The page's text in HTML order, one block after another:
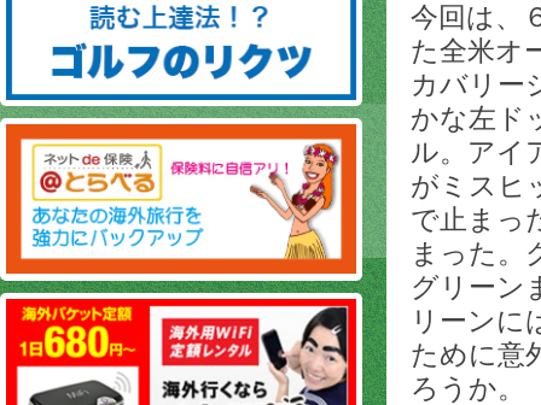
今回は、
た全米オ
カバリー
かな左ド
ル。アイ
がミスヒ
で止まっ
まった。
グリーン
リーンに
ために意
ろうか。